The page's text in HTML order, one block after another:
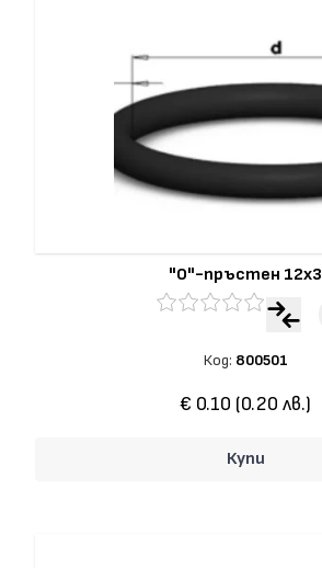
"О"-пръстен 12x3
Код: 800501
€ 0.10 (0.20 лв.)
Купи